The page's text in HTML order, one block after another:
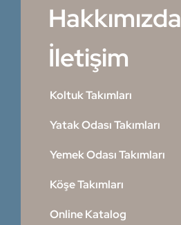
Hakkımızda
İletişim
Koltuk Takımları
Yatak Odası Takımları
Yemek Odası Takımları
Köşe Takımları
Online Katalog